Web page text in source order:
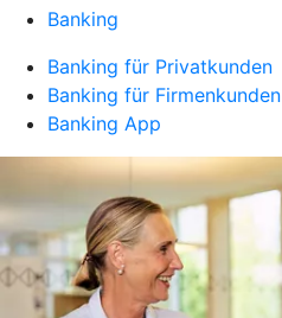
Banking
Banking für Privatkunden
Banking für Firmenkunden
Banking App